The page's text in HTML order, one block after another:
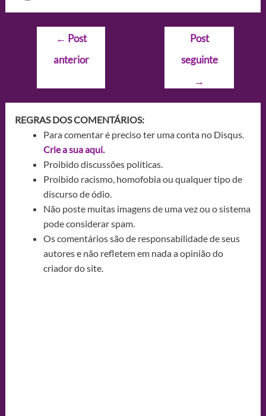
Navegação
Post
← Post
anterior
Post
seguinte
→
REGRAS DOS COMENTÁRIOS:
Para comentar é preciso ter uma conta no Disqus.
Crie a sua aqui.
Proibido discussões políticas.
Proibido racismo, homofobia ou qualquer tipo de
discurso de ódio.
Não poste muitas imagens de uma vez ou o sistema
pode considerar spam.
Os comentários são de responsabilidade de seus
autores e não refletem em nada a opinião do
criador do site.